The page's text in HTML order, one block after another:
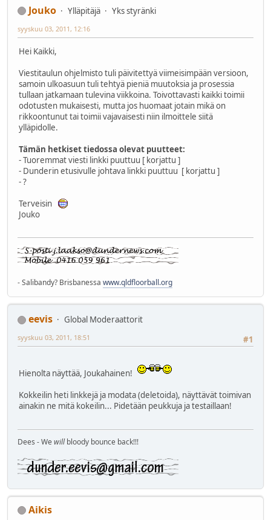
Jouko Ylläpitäjä Yks styränki
syyskuu 03, 2011, 12:16
Hei Kaikki,
Viestitaulun ohjelmisto tuli päivitettyä viimeisimpään versioon,
samoin ulkoasuun tuli tehtyä pieniä muutoksia ja prosessia
tullaan jatkamaan tulevina viikkoina. Toivottavasti kaikki toimii
odotusten mukaisesti, mutta jos huomaat jotain mikä on
rikkoontunut tai toimii vajavaisesti niin ilmoittele siitä
ylläpidolle.
Tämän hetkiset tiedossa olevat puutteet:
- Tuoremmat viesti linkki puuttuu [ korjattu ]
- Dunderin etusivulle johtava linkki puuttuu [ korjattu ]
- ?
Terveisin
Jouko
- Salibandy? Brisbanessa www.qldfloorball.org
eevis
Global Moderaattorit
#1
syyskuu 03, 2011, 18:51
Hienolta näyttää, Joukahainen!
Kokkeilin heti linkkejä ja modata (deletoida), näyttävät toimivan
ainakin ne mitä kokeilin... Pidetään peukkuja ja testaillaan!
Dees - We willbloody bounce back!!!
Aikis